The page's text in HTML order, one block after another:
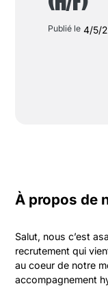
Publié le 4/5/
À propos de
Salut, nous c’est
recrutement qui
au coeur de notre
accompagnement